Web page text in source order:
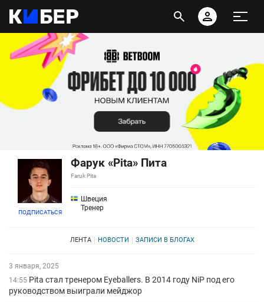
ПОДПИСАТЬСЯ
Фарук «Pita» Пита
Faruk Pita
Швеция
Тренер
ЛЕНТА НОВОСТИ ЗАПИСИ В БЛОГАХ
3 января, 2025
14:55 Pita стал тренером Eyeballers. В 2014 году NiP под его
руководством выиграли мейджор